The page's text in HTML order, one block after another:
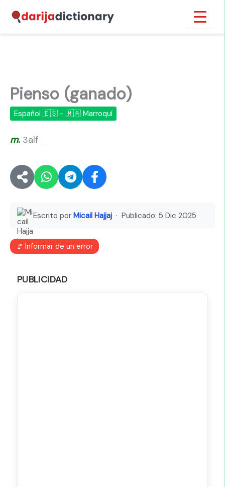
contenido
Inicio
Pienso (ganado)
Español 🇪🇸 - 🇲🇦 Marroquí
m. 3alf
Escrito por Micail Hajjaj · Publicado: 5 Dic 2025
🚩 Informar de un error
PUBLICIDAD